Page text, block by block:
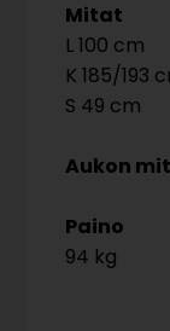
Mitat
100
185/193
49
Aukon
Paino
94 kg